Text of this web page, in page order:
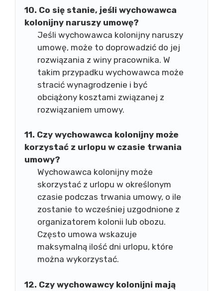
10. Co się stanie, jeśli wychowawca
kolonijny naruszy umowę?
Jeśli wychowawca kolonijny naruszy
umowę, może to doprowadzić do jej
rozwiązania z winy pracownika. W
takim przypadku wychowawca może
stracić wynagrodzenie i być
obciążony kosztami związanej z
rozwiązaniem umowy.
11. Czy wychowawca kolonijny może
korzystać z urlopu w czasie trwania
umowy?
Wychowawca kolonijny może
skorzystać z urlopu w określonym
czasie podczas trwania umowy, o ile
zostanie to wcześniej uzgodnione z
organizatorem kolonii lub obozu.
Często umowa wskazuje
maksymalną ilość dni urlopu, które
można wykorzystać.
12. Czy wychowawcy kolonijni mają